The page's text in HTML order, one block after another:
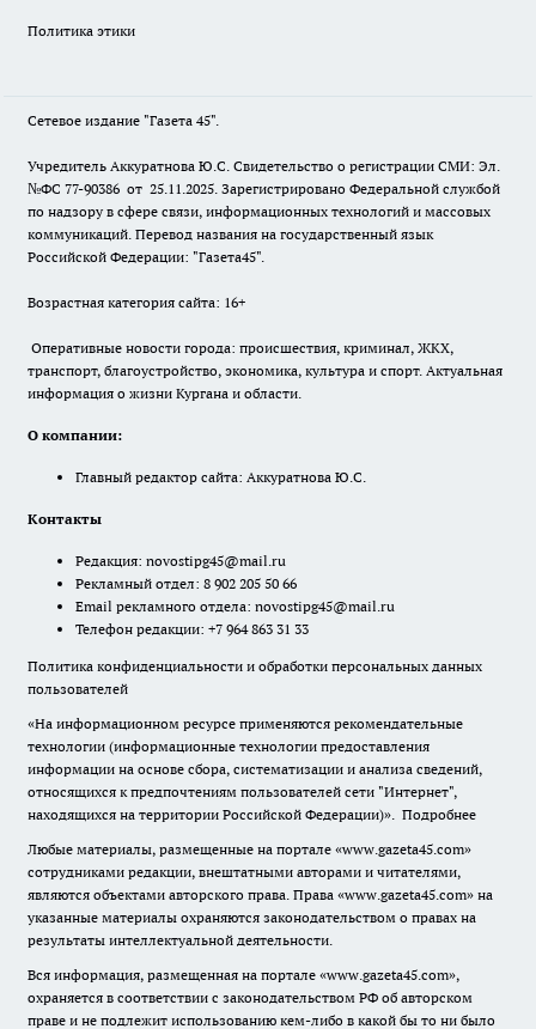
Политика этики
Сетевое издание "Газета 45".
Учредитель Аккуратнова Ю.С. Свидетельство о регистрации СМИ: Эл.
№ФС 77-90386 от 25.11.2025. Зарегистрировано Федеральной службой
по надзору в сфере связи, информационных технологий и массовых
коммуникаций. Перевод названия на государственный язык
Российской Федерации: "Газета45".
Возрастная категория сайта: 16+
Оперативные новости города: происшествия, криминал, ЖКХ,
транспорт, благоустройство, экономика, культура и спорт. Актуальная
информация о жизни Кургана и области.
О компании:
Главный редактор сайта: Аккуратнова Ю.С.
Контакты
Редакция: novostipg45@mail.ru
Рекламный отдел: 8 902 205 50 66
Email рекламного отдела: novostipg45@mail.ru
Телефон редакции: +7 964 863 31 33
Политика конфиденциальности и обработки персональных данных
пользователей
«На информационном ресурсе применяются рекомендательные
технологии (информационные технологии предоставления
информации на основе сбора, систематизации и анализа сведений,
относящихся к предпочтениям пользователей сети "Интернет",
находящихся на территории Российской Федерации)». Подробнее
Любые материалы, размещенные на портале «www.gazeta45.com»
сотрудниками редакции, внештатными авторами и читателями,
являются объектами авторского права. Права «www.gazeta45.com» на
указанные материалы охраняются законодательством о правах на
результаты интеллектуальной деятельности.
Вся информация, размещенная на портале «www.gazeta45.com»,
охраняется в соответствии с законодательством РФ об авторском
праве и не подлежит использованию кем-либо в какой бы то ни было